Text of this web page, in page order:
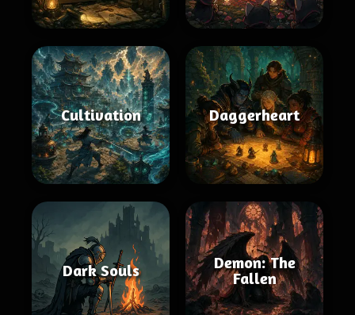
Cultivation Daggerheart
Dark Souls
Demon: The
Fallen